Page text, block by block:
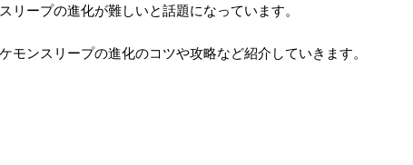
リープの進化が難しいと話題になっています。
モンスリープの進化のコツや攻略など紹介していきます。